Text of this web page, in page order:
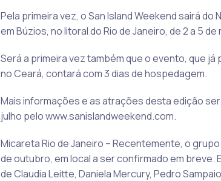
Pela primeira vez, o San Island Weekend sairá
em Búzios, no litoral do Rio de Janeiro, de 2 a 5 de
Será a primeira vez também que o evento, que
no Ceará, contará com 3 dias de hospedagem.
Mais informações e as atrações desta edição
julho pelo www.sanislandweekend.com.
Micareta Rio de Janeiro – Recentemente, o
de outubro, em local a ser confirmado em
de Claudia Leitte, Daniela Mercury, Pedro